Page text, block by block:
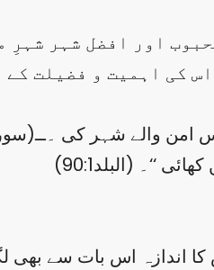
اور افضل شہر
کی اہمیت و فضیلت
والے شہر کی ۔ــ(سورہ
‘‘۔ (البلد90:1)
اس بات سے بھی